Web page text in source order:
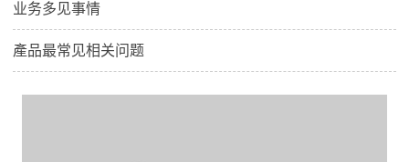
业务多见事情
產品最常见相关问题